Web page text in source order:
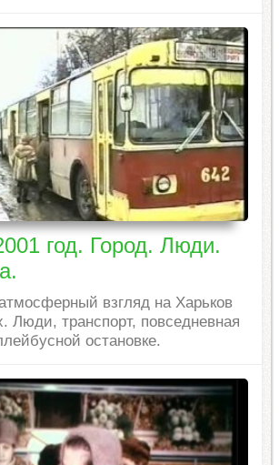
год. Город. Люди.
взгляд на Харьков
Люди, транспорт, повседневная
остановке.